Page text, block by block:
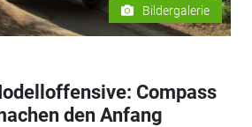
Bildergalerie
Compass
den Anfang